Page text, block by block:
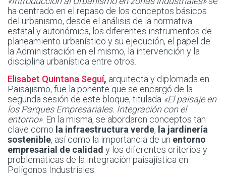
ha centrado en el repaso de los conceptos básicos
del urbanismo, desde el análisis de la normativa
estatal y autonómica, los diferentes instrumentos de
planeamiento urbanístico y su ejecución, el papel de
la Administración en el mismo, la intervención y la
disciplina urbanística entre otros.
Elisabet Quintana Seguí, arquitecta y diplomada en
Paisajismo, fue la ponente que se encargó de la
segunda sesión de este bloque, titulada «El paisaje en
los Parques Empresariales. Integración con el
entorno». En la misma, se abordaron conceptos tan
clave como la infraestructura verde, la jardinería
sostenible, así como la importancia de un entorno
empresarial de calidad y los diferentes criterios y
problemáticas de la integración paisajística en
Polígonos Industriales.